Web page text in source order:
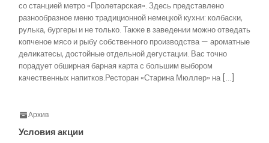
со станцией метро «Пролетарская». Здесь представлено
разнообразное меню традиционной немецкой кухни: колбаски,
рулька, бургеры и не только. Также в заведении можно отведать
копченое мясо и рыбу собственного производства — ароматные
деликатесы, достойные отдельной дегустации. Вас точно
порадует обширная барная карта с большим выбором
качественных напитков.Ресторан «Старина Мюллер» на […]
Архив
Условия акции